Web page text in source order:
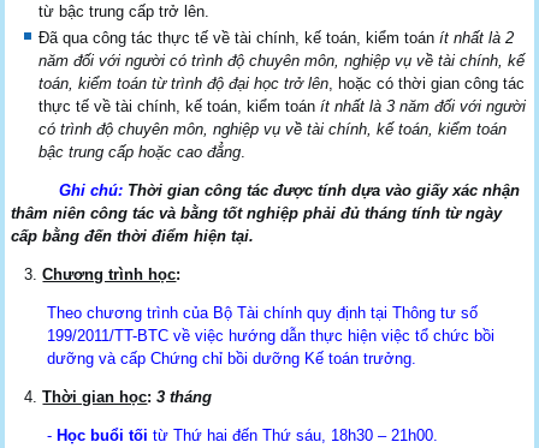
từ bậc trung cấp trở lên.
Đã qua công tác thực tế về tài chính, kế toán, kiểm toánít nhất là 2
năm đối với người có trình độ chuyên môn, nghiệp vụ về tài chính, kế
toán, kiểm toán từ trình độ đại học trở lên , hoặc có thời gian công tác
thực tế về tài chính, kế toán, kiểm toánít nhất là 3 năm đối với người
có trình độ chuyên môn, nghiệp vụ về tài chính, kế toán, kiểm toán
bậc trung cấp hoặc cao đẳng
Ghi chú: Thời gian công tác được tính dựa vào giấy xác nhận
thâm niên công tác và bằng tốt nghiệp phải đủ tháng tính từ ngày
cấp bằng đến thời điểm hiện tại.
Chương trình học:
Theo chương trình của Bộ Tài chính quy định tại Thông tư số
199/2011/TT-BTC về việc hướng dẫn thực hiện việc tổ chức bồi
dưỡng và cấp Chứng chỉ bồi dưỡng Kế toán trưởng.
Thời gian học: 3 tháng
- Học buổi tối từ Thứ hai đến Thứ sáu, 18h30 – 21h00.